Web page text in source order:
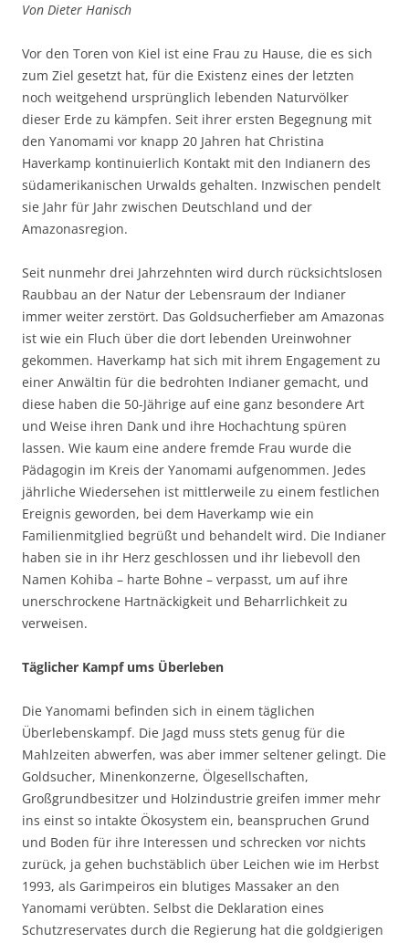
Von Dieter Hanisch
Vor den Toren von Kiel ist eine Frau zu Hause, die es sich
zum Ziel gesetzt hat, für die Existenz eines der letzten
noch weitgehend ursprünglich lebenden Naturvölker
dieser Erde zu kämpfen. Seit ihrer ersten Begegnung mit
den Yanomami vor knapp 20 Jahren hat Christina
Haverkamp kontinuierlich Kontakt mit den Indianern des
südamerikanischen Urwalds gehalten. Inzwischen pendelt
sie Jahr für Jahr zwischen Deutschland und der
Amazonasregion.
Seit nunmehr drei Jahrzehnten wird durch rücksichtslosen
Raubbau an der Natur der Lebensraum der Indianer
immer weiter zerstört. Das Goldsucherfieber am Amazonas
ist wie ein Fluch über die dort lebenden Ureinwohner
gekommen. Haverkamp hat sich mit ihrem Engagement zu
einer Anwältin für die bedrohten Indianer gemacht, und
diese haben die 50-Jährige auf eine ganz besondere Art
und Weise ihren Dank und ihre Hochachtung spüren
lassen. Wie kaum eine andere fremde Frau wurde die
Pädagogin im Kreis der Yanomami aufgenommen. Jedes
jährliche Wiedersehen ist mittlerweile zu einem festlichen
Ereignis geworden, bei dem Haverkamp wie ein
Familienmitglied begrüßt und behandelt wird. Die Indianer
haben sie in ihr Herz geschlossen und ihr liebevoll den
Namen Kohiba – harte Bohne – verpasst, um auf ihre
unerschrockene Hartnäckigkeit und Beharrlichkeit zu
verweisen.
Täglicher Kampf ums Überleben
Die Yanomami befinden sich in einem täglichen
Überlebenskampf. Die Jagd muss stets genug für die
Mahlzeiten abwerfen, was aber immer seltener gelingt. Die
Goldsucher, Minenkonzerne, Ölgesellschaften,
Großgrundbesitzer und Holzindustrie greifen immer mehr
ins einst so intakte Ökosystem ein, beanspruchen Grund
und Boden für ihre Interessen und schrecken vor nichts
zurück, ja gehen buchstäblich über Leichen wie im Herbst
1993, als Garimpeiros ein blutiges Massaker an den
Yanomami verübten. Selbst die Deklaration eines
Schutzreservates durch die Regierung hat die goldgierigen